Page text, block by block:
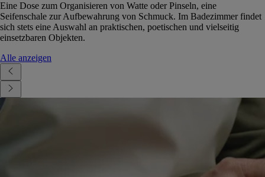
Eine Dose zum Organisieren von Watte oder Pinseln, eine
Seifenschale zur Aufbewahrung von Schmuck. Im Badezimmer findet
sich stets eine Auswahl an praktischen, poetischen und vielseitig
einsetzbaren Objekten.
Alle anzeigen